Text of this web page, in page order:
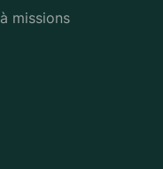
missions